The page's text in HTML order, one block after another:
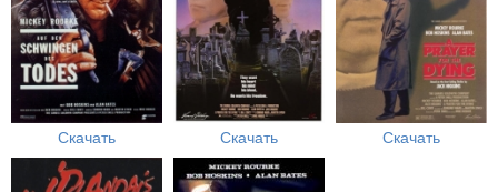
Скачать Скачать Скачать